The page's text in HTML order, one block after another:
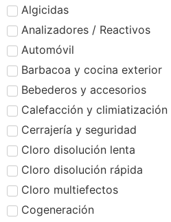
Algicidas
Analizadores / Reactivos
Automóvil
Barbacoa y cocina exterior
Bebederos y accesorios
Calefacción y climiatización
Cerrajería y seguridad
Cloro disolución lenta
Cloro disolución rápida
Cloro multiefectos
Cogeneración